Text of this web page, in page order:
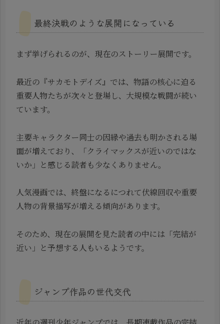
最終決戦のような展開になっている
まず挙げられるのが、現在のストーリー展開です。
最近の『サカモトデイズ』では、物語の核心に迫る
重要人物たちが次々と登場し、大規模な戦闘が続い
ています。
主要キャラクター同士の因縁や過去も明かされる場
面が増えており、「クライマックスが近いのではな
いか」と感じる読者も少なくありません。
人気漫画では、終盤になるにつれて伏線回収や重要
人物の背景描写が増える傾向があります。
そのため、現在の展開を見た読者の中には「完結が
近い」と予想する人もいるようです。
ジャンプ作品の世代交代